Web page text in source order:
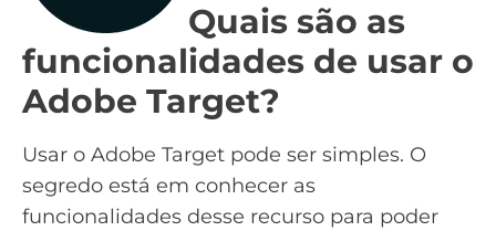
Quais são as
funcionalidades de usar o
Adobe Target?
Usar o Adobe Target pode ser simples. O
segredo está em conhecer as
funcionalidades desse recurso para poder